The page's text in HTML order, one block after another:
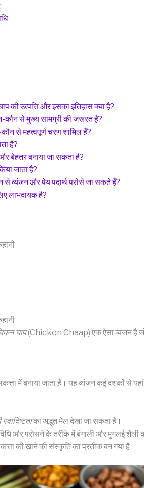
की उत्पत्ति और इसका इतिहास क्या है?
कौन से मुख्य सामग्री की जरूरत है?
से महत्वपूर्ण चरण शामिल हैं?
है?
बेहतर बनाया जा सकता है?
जाता है?
व्यंजन और पेय पदार्थ परोसे जा सकते हैं?
लाभदायक है?
चाप(Chicken Chaap) एक ऐसा व्यंजन है
में बनाया जाता है। यह व्यंजन कई दशकों से यहां
स्वादिष्टताका अद्भुत मेल देखा जा सकता है।
और परोसने के तरीके में बंगाली और मुगलई शैली
की खाने की संस्कृति का प्रतीक बन गया है।